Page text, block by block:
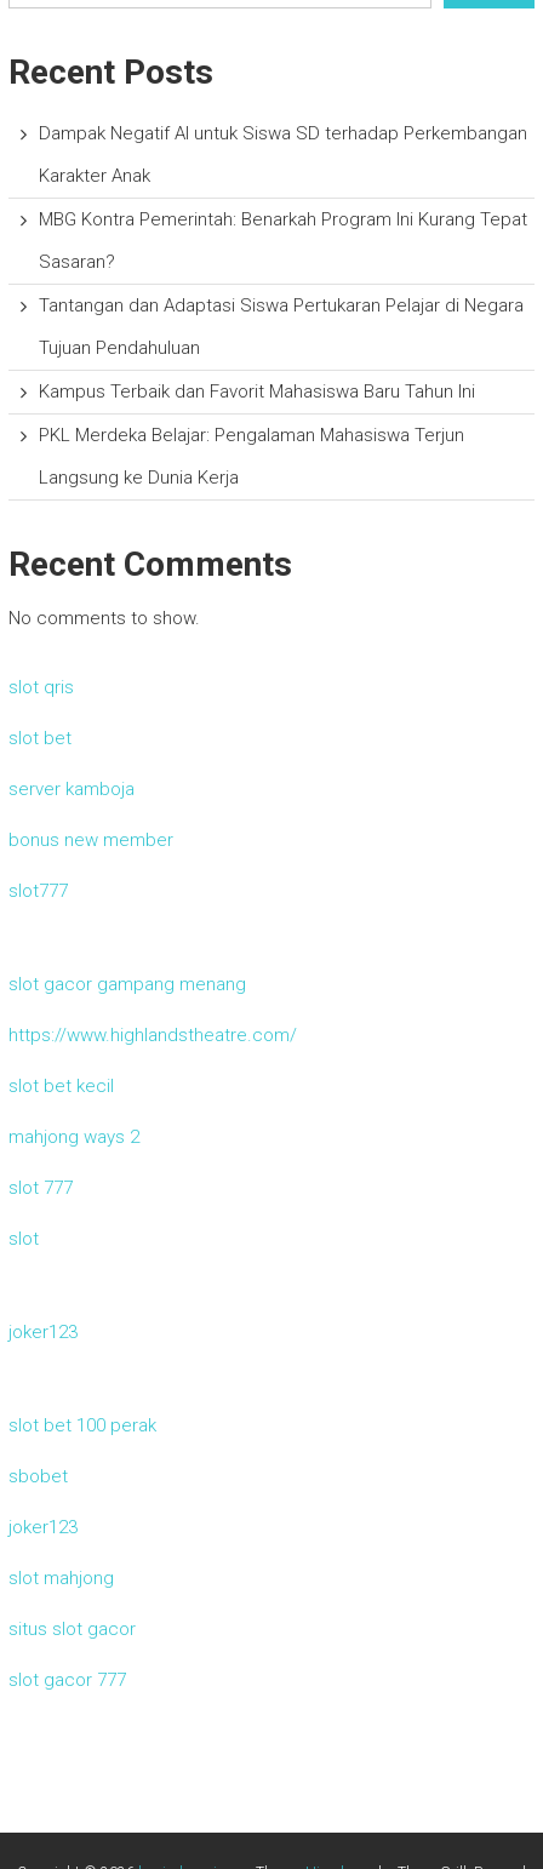
Recent Posts
Dampak Negatif AI untuk Siswa SD terhadap Perkembangan
Karakter Anak
MBG Kontra Pemerintah: Benarkah Program Ini Kurang Tepat
Sasaran?
Tantangan dan Adaptasi Siswa Pertukaran Pelajar di Negara
Tujuan Pendahuluan
Kampus Terbaik dan Favorit Mahasiswa Baru Tahun Ini
PKL Merdeka Belajar: Pengalaman Mahasiswa Terjun
Langsung ke Dunia Kerja
Recent Comments
No comments to show.
slot qris
slot bet
server kamboja
bonus new member
slot777
slot gacor gampang menang
https://www.highlandstheatre.com/
slot bet kecil
mahjong ways 2
slot 777
slot
joker123
slot bet 100 perak
sbobet
joker123
slot mahjong
situs slot gacor
slot gacor 777